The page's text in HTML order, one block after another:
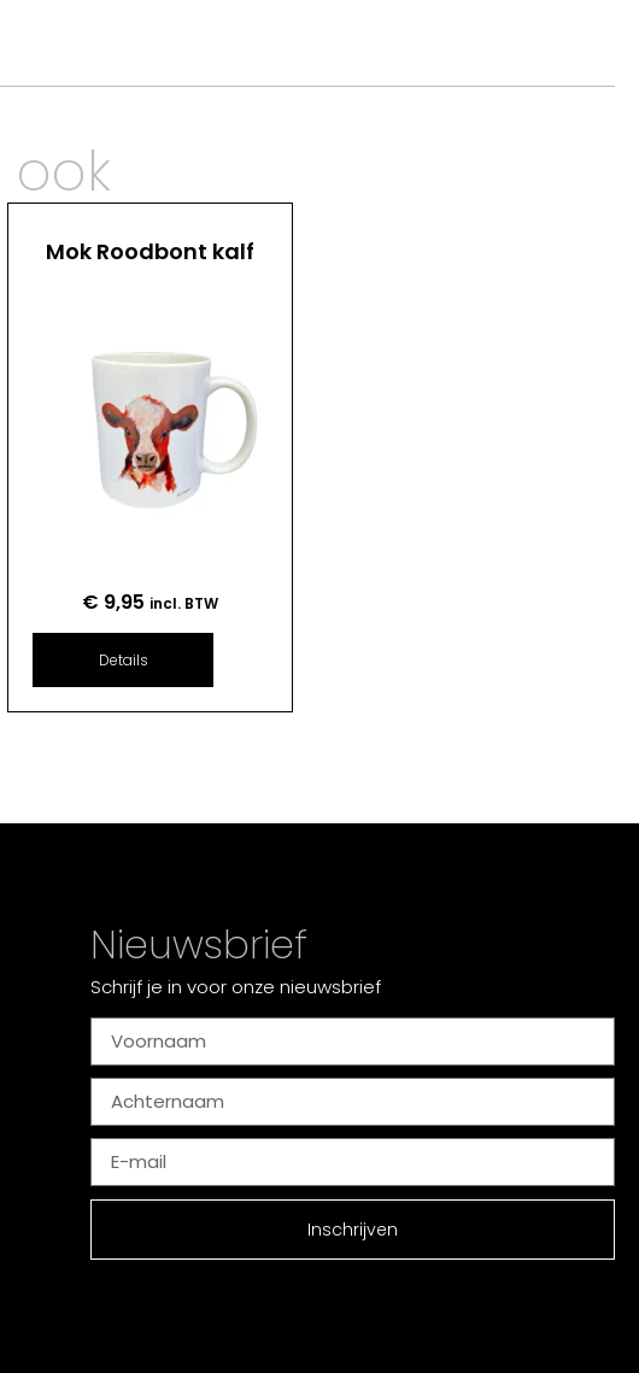
ook
Mok Roodbont kalf
€ 9,95 incl. BTW
Details
Nieuwsbrief
Schrijf je in voor onze nieuwsbrief
Inschrijven